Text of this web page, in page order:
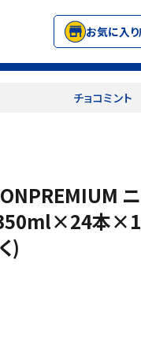
お気に入
チョコミント
本×1
)